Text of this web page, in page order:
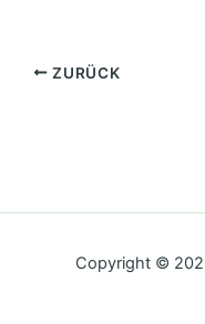
ZURÜCK
Copyright ©